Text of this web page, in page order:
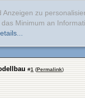
zu
Minimum an
#1 (Permalink)